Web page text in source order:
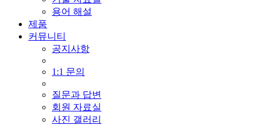
용어 해설
제품
커뮤니티
공지사항
1:1 문의
질문과 답변
회원 자료실
사진 갤러리